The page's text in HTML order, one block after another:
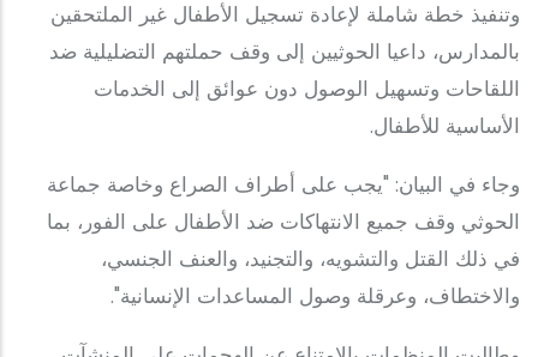
وتنفيذ خطة شاملة لإعادة تسجيل الأطفال غير الملتحقين
بالمدارس، داعيا الحوثيين إلى وقف حملتهم التضليلية ضد
اللقاحات وتسهيل الوصول دون عوائق إلى الخدمات
الأساسية للأطفال.
وجاء في البيان: "يجب على أطراف الصراع وخاصة جماعة
الحوثي وقف جميع الانتهاكات ضد الأطفال على الفور، بما
في ذلك القتل والتشويه، والتجنيد، والعنف الجنسي،
والاختطاف، وعرقلة وصول المساعدات الإنسانية".